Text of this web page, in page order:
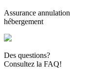
Assurance annulation
hébergement
Des questions?
Consultez la FAQ!